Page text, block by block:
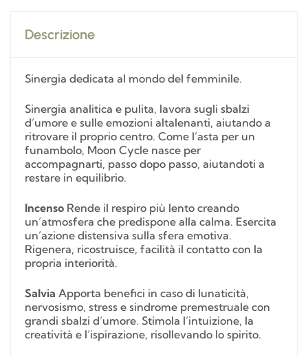
Descrizione
Sinergia dedicata al mondo del femminile.
Sinergia analitica e pulita, lavora sugli sbalzi
d’umore e sulle emozioni altalenanti, aiutando a
ritrovare il proprio centro. Come l’asta per un
funambolo, Moon Cycle nasce per
accompagnarti, passo dopo passo, aiutandoti a
restare in equilibrio.
Incenso Rende il respiro più lento creando
un’atmosfera che predispone alla calma. Esercita
un’azione distensiva sulla sfera emotiva.
Rigenera, ricostruisce, facilità il contatto con la
propria interiorità.
Salvia Apporta benefici in caso di lunaticità,
nervosismo, stress e sindrome premestruale con
grandi sbalzi d’umore. Stimola l’intuizione, la
creatività e l’ispirazione, risollevando lo spirito.